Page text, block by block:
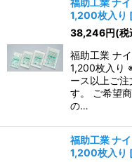
1,200枚入り
38,246円(税
福助工業 ナ
1,200枚入り
ース以上ご
す。 ご希望
の…
福助工業 ナ
1,200枚入り